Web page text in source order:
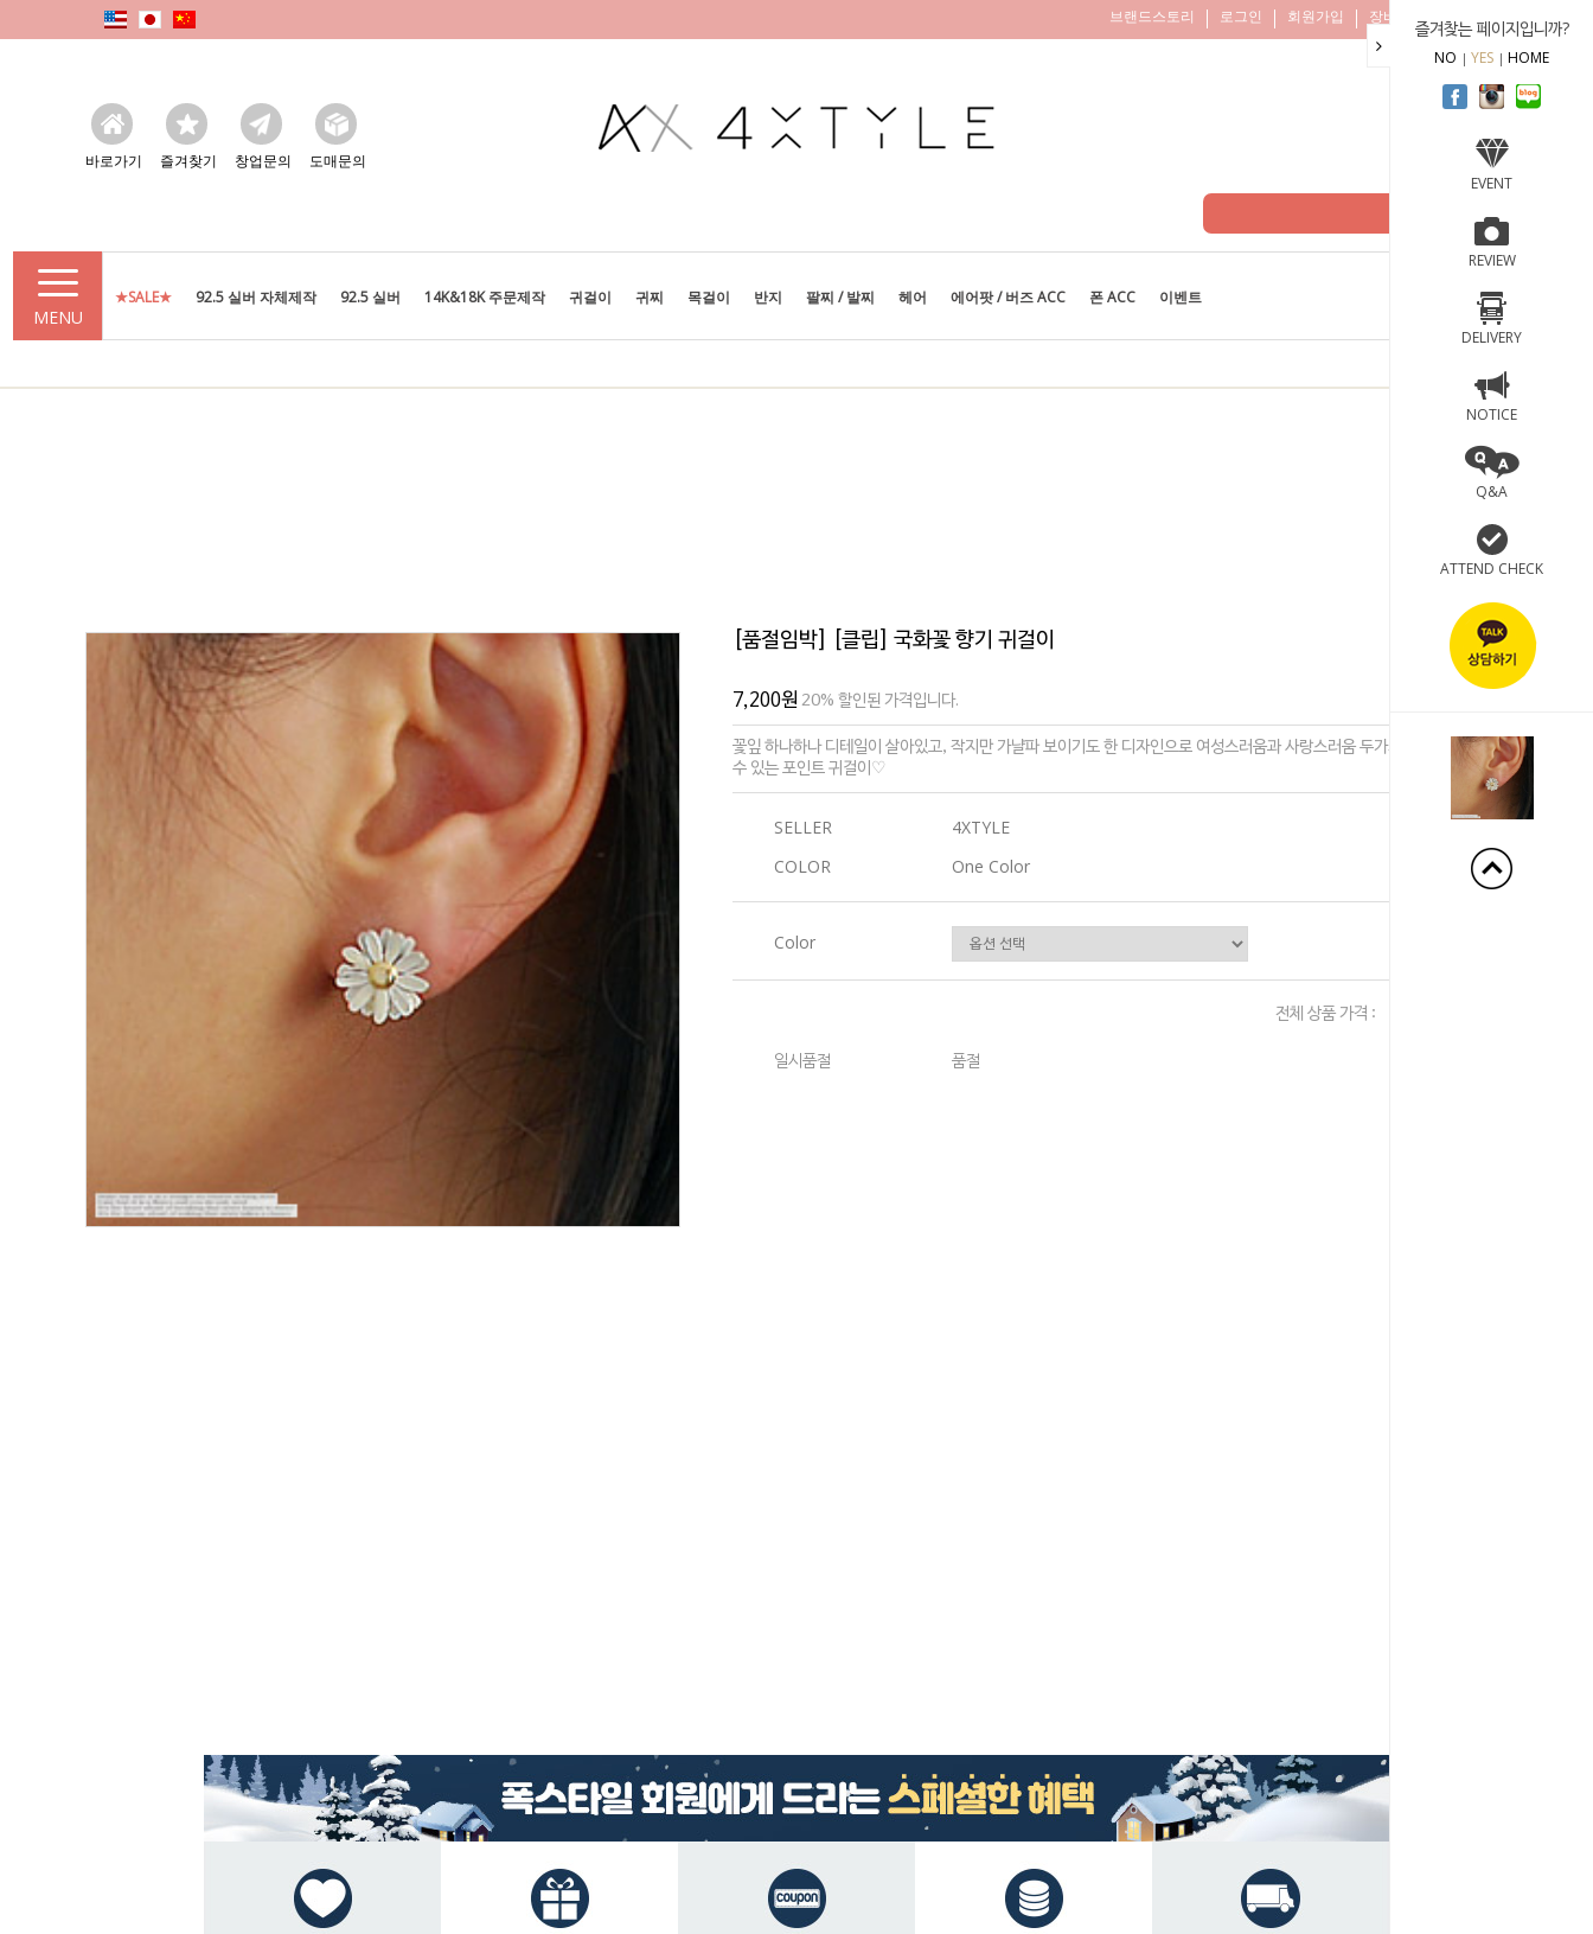
즐겨찾는 페이지입니까?
NO YES HOME
EVENT
REVIEW
DELIVERY
NOTICE
Q&A
ATTEND CHECK
브랜드스토리 로그인 회원가입 장바구니
바로가기 즐겨찾기 창업문의 도매문의
MENU
★SALE★ 92.5 실버 자체제작 92.5 실버 14K&18K 주문제작 귀걸이 귀찌 목걸이 반지 팔찌 / 발찌 헤어 에어팟 / 버즈 ACC 폰 ACC 이벤트
[품절임박] [클립] 국화꽃 향기 귀걸이
7,200원 20% 할인된 가격입니다.
꽃잎 하나하나 디테일이 살아있고, 작지만 가냘파 보이기도 한 디자인으로 여성스러움과 사랑스러움 두가지 모두 느낄
수 있는 포인트 귀걸이♡
SELLER
4XTYLE
COLOR
One Color
Color
전체 상품 가격 :
일시품절 품절